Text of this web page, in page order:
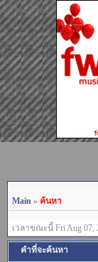
Main » ค้นหา
เวลาขณะนี้ Fri Aug 07,
คำที่จะค้นหา